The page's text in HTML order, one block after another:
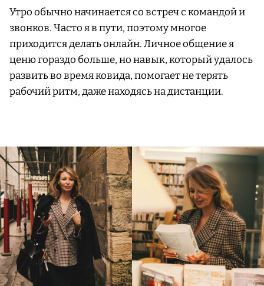
Утро обычно начинается со встреч с командой и
звонков. Часто я в пути, поэтому многое
приходится делать онлайн. Личное общение я
ценю гораздо больше, но навык, который удалось
развить во время ковида, помогает не терять
рабочий ритм, даже находясь на дистанции.